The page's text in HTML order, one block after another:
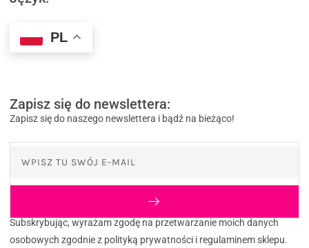
PL
Zapisz się do newslettera:
Zapisz się do naszego newslettera i bądź na bieżąco!
Subskrybując, wyrażam zgodę na przetwarzanie moich danych
osobowych zgodnie z polityką prywatności i regulaminem sklepu.